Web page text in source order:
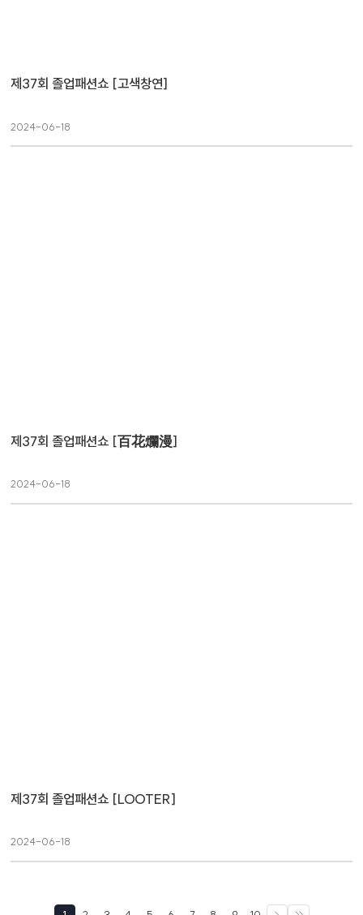
제37회 졸업패션쇼 [고색창연]
2024-06-18
제37회 졸업패션쇼 [百花爛漫]
2024-06-18
제37회 졸업패션쇼 [LOOTER]
2024-06-18